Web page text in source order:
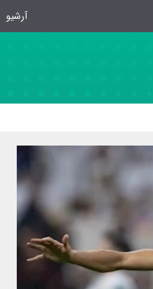
آرشیو